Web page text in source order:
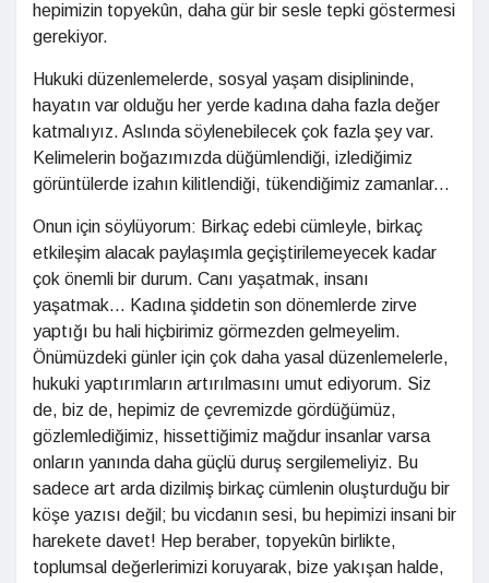
hepimizin topyekûn, daha gür bir sesle tepki göstermesi
gerekiyor.
Hukuki düzenlemelerde, sosyal yaşam disiplininde,
hayatın var olduğu her yerde kadına daha fazla değer
katmalıyız. Aslında söylenebilecek çok fazla şey var.
Kelimelerin boğazımızda düğümlendiği, izlediğimiz
görüntülerde izahın kilitlendiği, tükendiğimiz zamanlar...
Onun için söylüyorum: Birkaç edebi cümleyle, birkaç
etkileşim alacak paylaşımla geçiştirilemeyecek kadar
çok önemli bir durum. Canı yaşatmak, insanı
yaşatmak... Kadına şiddetin son dönemlerde zirve
yaptığı bu hali hiçbirimiz görmezden gelmeyelim.
Önümüzdeki günler için çok daha yasal düzenlemelerle,
hukuki yaptırımların artırılmasını umut ediyorum. Siz
de, biz de, hepimiz de çevremizde gördüğümüz,
gözlemlediğimiz, hissettiğimiz mağdur insanlar varsa
onların yanında daha güçlü duruş sergilemeliyiz. Bu
sadece art arda dizilmiş birkaç cümlenin oluşturduğu bir
köşe yazısı değil; bu vicdanın sesi, bu hepimizi insani bir
harekete davet! Hep beraber, topyekûn birlikte,
toplumsal değerlerimizi koruyarak, bize yakışan halde,